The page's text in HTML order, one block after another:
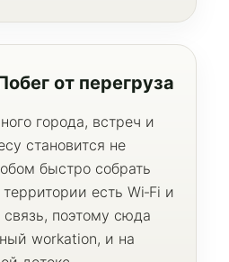
от перегруза
города, встреч и
становится не
быстро собрать
есть Wi‑Fi и
поэтому сюда
workation, и на